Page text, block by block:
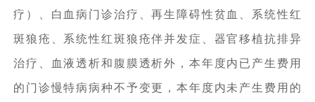
疗）、白血病门诊治疗、再生障碍性贫血、系统性红
斑狼疮、系统性红斑狼疮伴并发症、器官移植抗排异
治疗、血液透析和腹膜透析外，本年度内已产生费用
的门诊慢特病病种不予变更，本年度内未产生费用的